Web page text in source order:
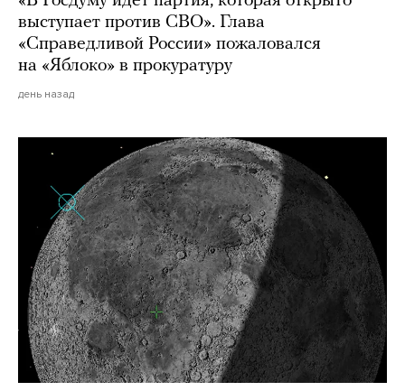
выступает против СВО». Глава
«Справедливой России» пожаловался
на «Яблоко» в прокуратуру
день назад